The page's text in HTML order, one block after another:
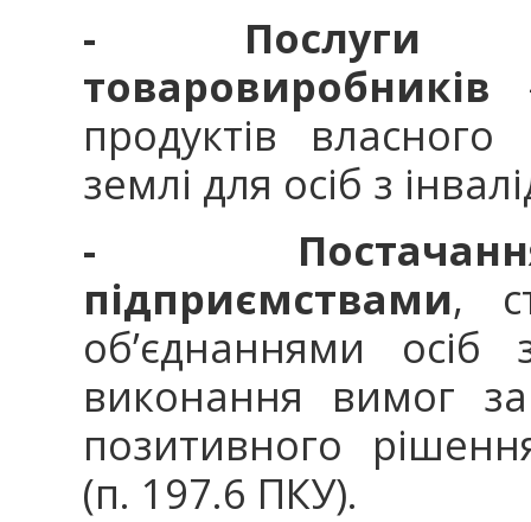
- Послуги
товаровиробників
продуктів
землі для осіб з
-
підприємствами,
об’єднаннями осіб
виконання вимог
позитивного
(п. 197.6 ПКУ).